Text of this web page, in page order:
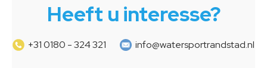
Heeft u interesse?
+31 0180 - 324 321 info@watersportrandstad.nl